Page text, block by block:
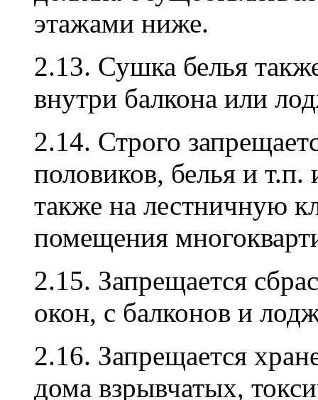
этажами ниже.
2.13. Сушка белья
внутри балкона или
2.14. Строго
половиков, белья и
также на лестничную
помещения
2.15. Запрещается
окон, с балконов и
2.16. Запрещается
дома взрывчатых,